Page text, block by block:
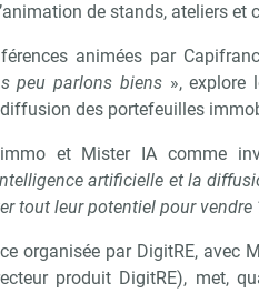
de stands, ateliers et
animées par
peu parlons biens», explore
des portefeuilles
et Mister IA comme
artificielle et la
tout leur potentiel pour vendre
organisée par DigitRE, avec
produit DigitRE), met,